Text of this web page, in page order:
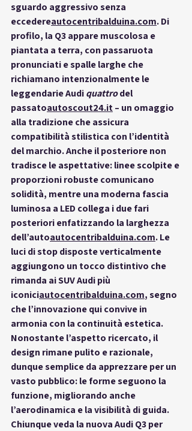
sguardo aggressivo senza
eccedereautocentribalduina.com. Di
profilo, la Q3 appare muscolosa e
piantata a terra, con passaruota
pronunciati e spalle larghe che
richiamano intenzionalmente le
leggendarie Audi quattro del
passatoautoscout24.it – un omaggio
alla tradizione che assicura
compatibilità stilistica con l’identità
del marchio. Anche il posteriore non
tradisce le aspettative: linee scolpite e
proporzioni robuste comunicano
solidità, mentre una moderna fascia
luminosa a LED collega i due fari
posteriori enfatizzando la larghezza
dell’autoautocentribalduina.com. Le
luci di stop disposte verticalmente
aggiungono un tocco distintivo che
rimanda ai SUV Audi più
iconiciautocentribalduina.com, segno
che l’innovazione qui convive in
armonia con la continuità estetica.
Nonostante l’aspetto ricercato, il
design rimane pulito e razionale,
dunque semplice da apprezzare per un
vasto pubblico: le forme seguono la
funzione, migliorando anche
l’aerodinamica e la visibilità di guida.
Chiunque veda la nuova Audi Q3 per